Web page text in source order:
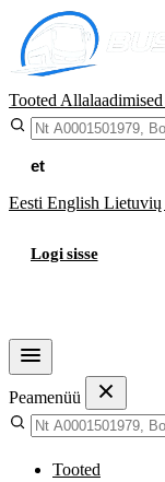
Tooted Allalaadimised
et
Eesti English Lietuvių
Logi sisse
Peamenüü
Tooted